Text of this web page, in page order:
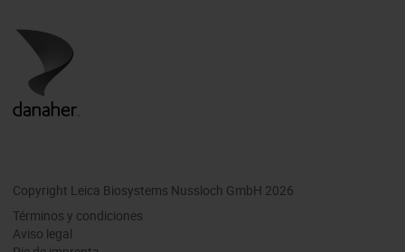
Copyright Leica Biosystems Nussloch GmbH 2026
Términos y condiciones
Aviso legal